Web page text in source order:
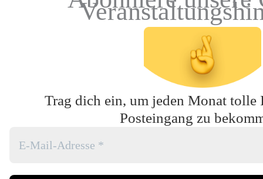
Trag dich ein, um jeden Monat tolle
Posteingang zu